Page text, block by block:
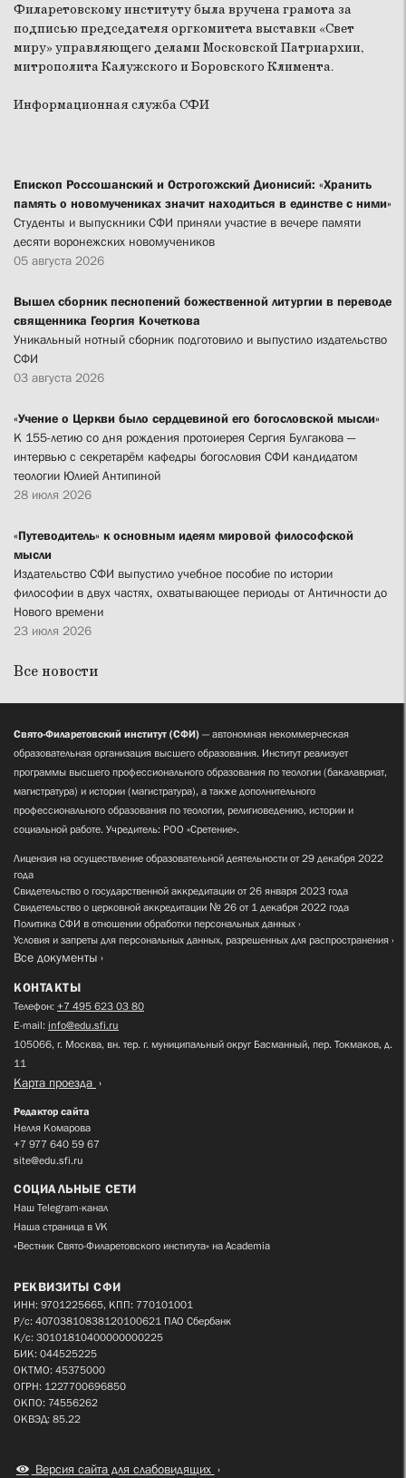
Филаретовскому институту была вручена грамота за
подписью председателя оргкомитета выставки «Свет
миру» управляющего делами Московской Патриархии,
митрополита Калужского и Боровского Климента.
Информационная служба СФИ
Епископ Россошанский и Острогожский Дионисий: «Хранить
память о новомучениках значит находиться в единстве с ними»
Студенты и выпускники СФИ приняли участие в вечере памяти
десяти воронежских новомучеников
05 августа 2026
Вышел сборник песнопений божественной литургии в переводе
священника Георгия Кочеткова
Уникальный нотный сборник подготовило и выпустило издательство
СФИ
03 августа 2026
«Учение о Церкви было сердцевиной его богословской мысли»
К 155-летию со дня рождения протоиерея Сергия Булгакова —
интервью с секретарём кафедры богословия СФИ кандидатом
теологии Юлией Антипиной
28 июля 2026
«Путеводитель» к основным идеям мировой философской
мысли
Издательство СФИ выпустило учебное пособие по истории
философии в двух частях, охватывающее периоды от Античности до
Нового времени
23 июля 2026
Все новости
Свято-Филаретовский институт (СФИ) — автономная некоммерческая
образовательная организация высшего образования. Институт реализует
программы высшего профессионального образования по теологии (бакалавриат,
магистратура) и истории (магистратура), а также дополнительного
профессионального образования по теологии, религиоведению, истории и
социальной работе. Учредитель: РОО «Сретение».
Лицензия на осуществление образовательной деятельности от 29 декабря 2022
года
Свидетельство о государственной аккредитации от 26 января 2023 года
Свидетельство о церковной аккредитации № 26 от 1 декабря 2022 года
Политика СФИ в отношении обработки персональных данных
Условия и запреты для персональных данных, разрешенных для распространения
Все документы
КОНТАКТЫ
Телефон: +7 495 623 03 80
E-mail: info@edu.sfi.ru
105066, г. Москва, вн. тер. г. муниципальный округ Басманный, пер. Токмаков, д.
11
Карта проезда
Редактор сайта
Нелля Комарова
+7 977 640 59 67
site@edu.sfi.ru
СОЦИАЛЬНЫЕ СЕТИ
Наш Telegram-канал
Наша страница в VK
«Вестник Свято-Филаретовского института» на Academia
РЕКВИЗИТЫ СФИ
ИНН: 9701225665, КПП: 770101001
Р/с: 40703810838120100621 ПАО Сбербанк
К/с: 30101810400000000225
БИК: 044525225
ОКТМО: 45375000
ОГРН: 1227700696850
ОКПО: 74556262
ОКВЭД: 85.22
Версия сайта для слабовидящих